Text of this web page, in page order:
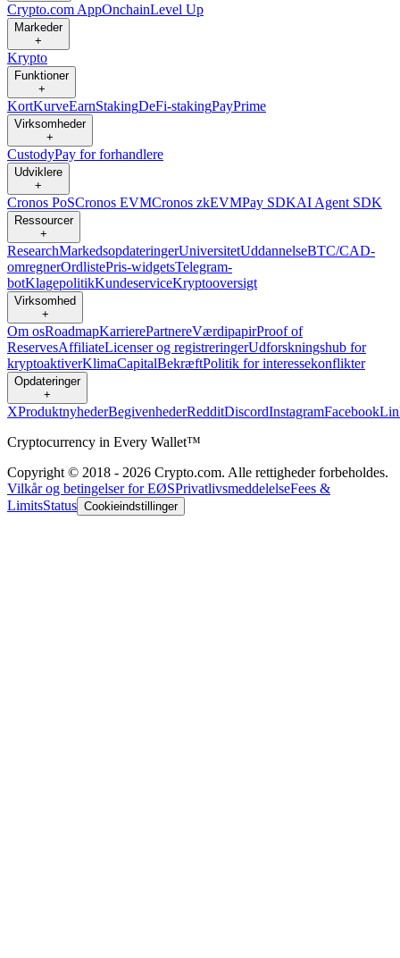
Crypto.com AppOnchainLevel Up
Markeder
+
Krypto
Funktioner
+
KortKurveEarnStakingDeFi-stakingPayPrime
Virksomheder
+
CustodyPay for forhandlere
Udviklere
+
Cronos PoSCronos EVMCronos zkEVMPay SDKAI Agent SDK
Ressourcer
+
ResearchMarkedsopdateringerUniversitetUddannelseBTC/CAD-
omregnerOrdlistePris-widgetsTelegram-
botKlagepolitikKundeserviceKryptooversigt
Virksomhed
+
Om osRoadmapKarrierePartnereVærdipapirProof of
ReservesAffiliateLicenser og registreringerUdforskningshub for
kryptoaktiverKlimaCapitalBekræftPolitik for interessekonflikter
Opdateringer
+
XProduktnyhederBegivenhederRedditDiscordInstagramFacebook
Cryptocurrency in Every Wallet™
Copyright © 2018 - 2026 Crypto.com. Alle rettigheder forbeholdes.
Vilkår og betingelser for EØSPrivatlivsmeddelelseFees &
LimitsStatus Cookieindstillinger